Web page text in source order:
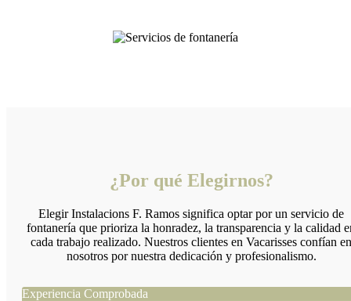
¿Por qué Elegirnos?
Elegir Instalacions F. Ramos significa optar por un servicio de
fontanería que prioriza la honradez, la transparencia y la calidad
cada trabajo realizado. Nuestros clientes en Vacarisses confían en
nosotros por nuestra dedicación y profesionalismo.
Experiencia Comprobada